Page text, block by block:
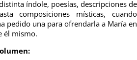
índole, poesías, descripciones de
composiciones místicas, cuando
pedido una para ofrendarla a María en
él mismo.